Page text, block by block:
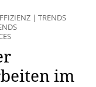
| TRENDS
im